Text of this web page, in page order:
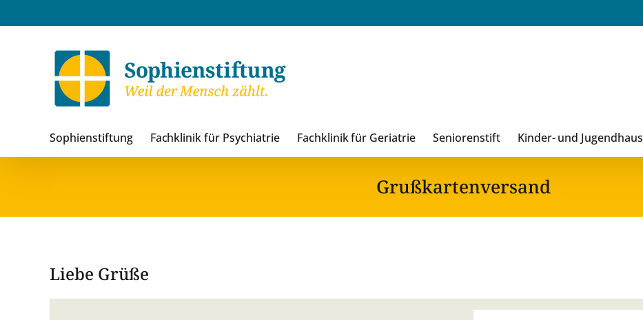
Inhalt
Sophienstiftung Fachklinik für Psychiatrie Fachklinik für Geriatrie Seniorenstift Kinder- und Jugendhaus
Grußkartenversand
Liebe Grüße